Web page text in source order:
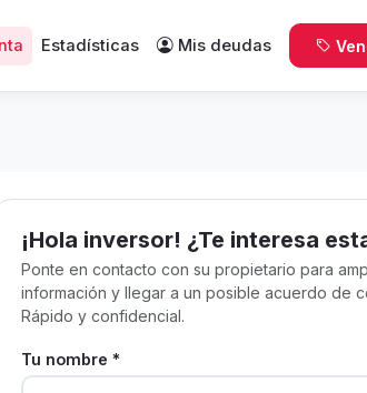
Estadísticas Mis deudas
¡Hola inversor! ¿Te interesa
Ponte en contacto con su propietario para
información y llegar a un posible acuerdo de
Rápido y confidencial.
Tu nombre *